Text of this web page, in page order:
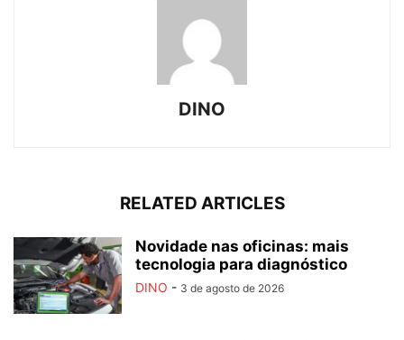
DINO
RELATED ARTICLES
Novidade nas oficinas: mais
tecnologia para diagnóstico
DINO - 3 de agosto de 2026